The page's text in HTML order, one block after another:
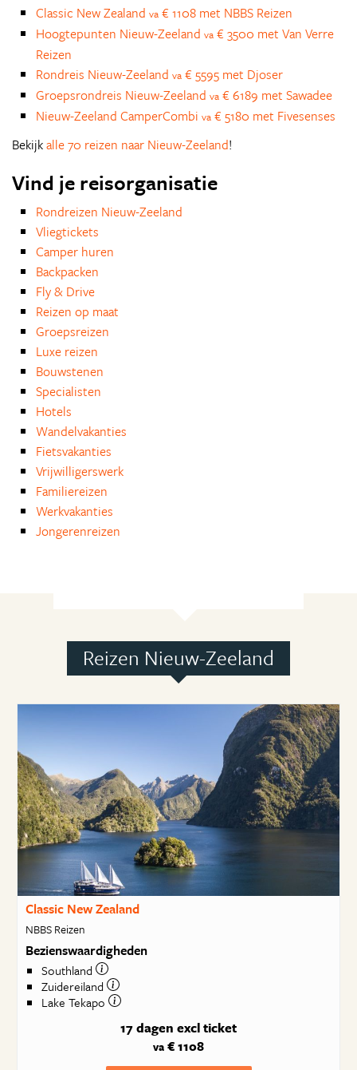
Classic New Zealand va € 1108 met NBBS Reizen
Hoogtepunten Nieuw-Zeeland va € 3500 met Van Verre
Reizen
Rondreis Nieuw-Zeeland va € 5595 met Djoser
Groepsrondreis Nieuw-Zeeland va € 6189 met Sawadee
Nieuw-Zeeland CamperCombi va € 5180 met Fivesenses
Bekijkalle 70 reizen naar Nieuw-Zeeland!
Vind je reisorganisatie
Rondreizen Nieuw-Zeeland
Vliegtickets
Camper huren
Backpacken
Fly & Drive
Reizen op maat
Groepsreizen
Luxe reizen
Bouwstenen
Specialisten
Hotels
Wandelvakanties
Fietsvakanties
Vrijwilligerswerk
Familiereizen
Werkvakanties
Jongerenreizen
Reizen Nieuw-Zeeland
Classic New Zealand
NBBS Reizen
Bezienswaardigheden
Southland
Zuidereiland
Lake Tekapo
17 dagen excl ticket
va € 1108